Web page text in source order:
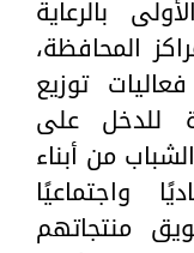
بالرعاية
المحافظة،
توزيع
للدخل على
من أبناء
واجتماعيًا
منتجاتهم